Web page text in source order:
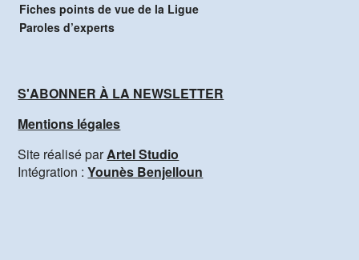
Fiches points de vue de la Ligue
Paroles d’experts
S'ABONNER À LA NEWSLETTER
Mentions légales
Site réalisé parArtel Studio
Intégration :Younès Benjelloun